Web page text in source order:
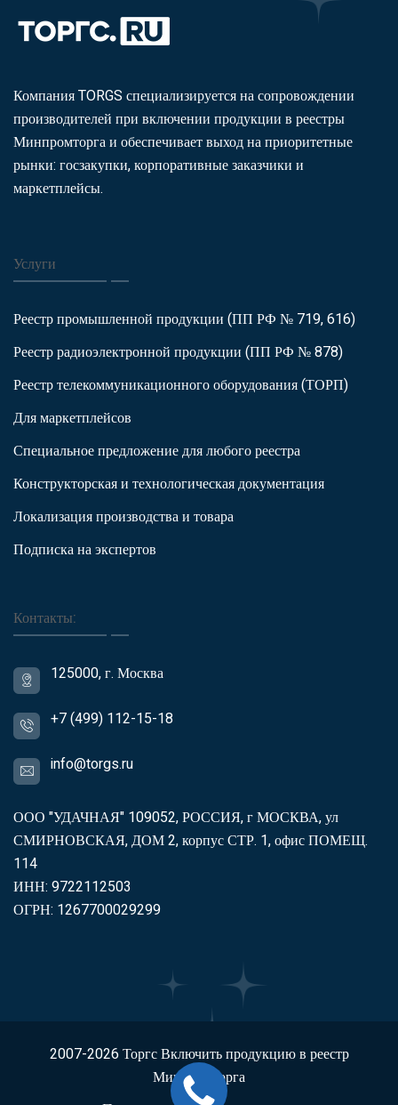
Компания TORGS специализируется на сопровождении
производителей при включении продукции в реестры
Минпромторга и обеспечивает выход на приоритетные
рынки: госзакупки, корпоративные заказчики и
маркетплейсы.
Услуги
Реестр промышленной продукции (ПП РФ № 719, 616)
Реестр радиоэлектронной продукции (ПП РФ № 878)
Реестр телекоммуникационного оборудования (ТОРП)
Для маркетплейсов
Специальное предложение для любого реестра
Конструкторская и технологическая документация
Локализация производства и товара
Подписка на экспертов
Контакты:
125000, г. Москва
+7 (499) 112-15-18
info@torgs.ru
ООО "УДАЧНАЯ" 109052, РОССИЯ, г МОСКВА, ул
СМИРНОВСКАЯ, ДОМ 2, корпус СТР. 1, офис ПОМЕЩ.
114
ИНН: 9722112503
ОГРН: 1267700029299
2007-2026ТоргсВключить продукцию в реестр
Минпромторга